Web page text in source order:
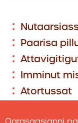
Paarisa
Imminut
Atortussat